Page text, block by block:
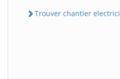
Trouver chantier